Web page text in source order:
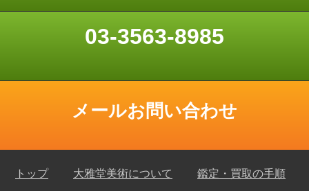
03-3563-8985
メールお問い合わせ
トップ 大雅堂美術について 鑑定・買取の手順